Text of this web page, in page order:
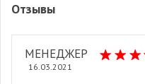
Отзывы
МЕНЕДЖЕР
16.03.2021